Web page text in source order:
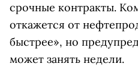
срочные контракты.
откажется от
быстрее», но
может занять недели.